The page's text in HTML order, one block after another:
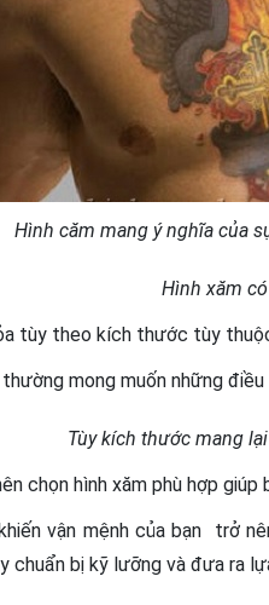
Hình căm mang ý nghĩa của
Hình xăm
tùy theo kích thước tùy
mong muốn những
Tùy kích thước mang
chọn hình xăm phù hợp
vận mệnh của bạn trở
chuẩn bị kỹ lưỡng và đưa ra